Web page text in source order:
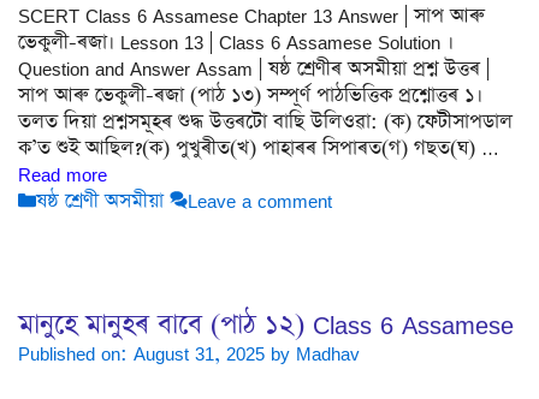
SCERT Class 6 Assamese Chapter 13 Answer | সাপ আৰু
ভেকুলী-ৰজা। Lesson 13 | Class 6 Assamese Solution ।
Question and Answer Assam | ষষ্ঠ শ্ৰেণীৰ অসমীয়া প্ৰশ্ন উত্তৰ |
সাপ আৰু ভেকুলী-ৰজা (পাঠ ১৩) সম্পূৰ্ণ পাঠভিত্তিক প্ৰশ্নোত্তৰ ১।
তলত দিয়া প্ৰশ্নসমূহৰ শুদ্ধ উত্তৰটো বাছি উলিওৱা: (ক) ফেটীসাপডাল
ক’ত শুই আছিল?(ক) পুখুৰীত(খ) পাহাৰৰ সিপাৰত(গ) গছত(ঘ) …
Read more
Categories
ষষ্ঠ শ্ৰেণী অসমীয়া Leave a comment
মানুহে মানুহৰ বাবে (পাঠ ১২) Class 6 Assamese
Published on: August 31, 2025 by Madhav